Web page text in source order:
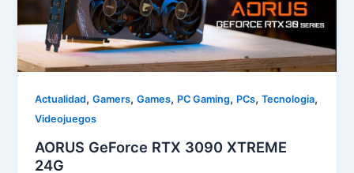
Actualidad,Gamers,Games, PC Gaming, PCs,Tecnologia,
Videojuegos
AORUS GeForce RTX 3090 XTREME
24G